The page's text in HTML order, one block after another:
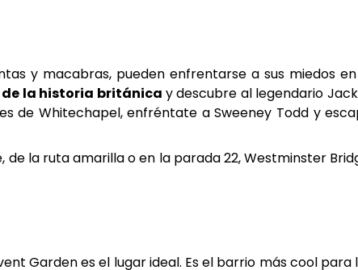
y macabras, pueden enfrentarse a sus miedos
de la historia británica y descubre al legendario
de Whitechapel, enfréntate a Sweeney Todd y
de la ruta amarilla o en la parada 22, Westminster
Garden es el lugar ideal. Es el barrio más cool para